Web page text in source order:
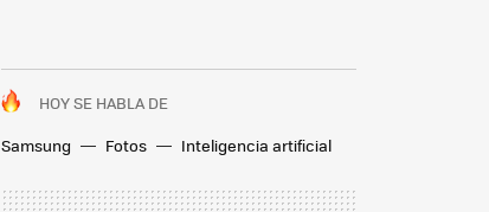
HOY SE HABLA DE
Samsung
Fotos Inteligencia artificial